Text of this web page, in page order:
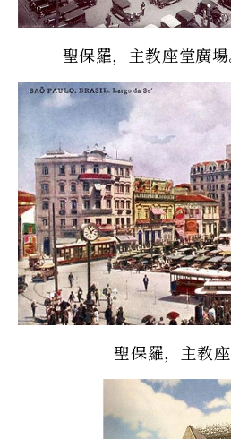
聖保羅，主教座堂廣場
聖保羅，主教座